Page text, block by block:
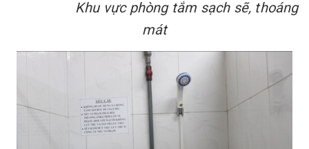
Khu vực phòng tắm sạch sẽ, thoáng
mát